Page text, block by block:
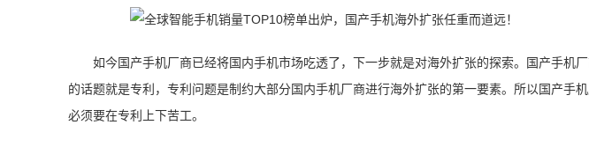
如今国产手机厂商已经将国内手机市场吃透了，下一步就是对海外扩张的探索。国产手机
的话题就是专利，专利问题是制约大部分国内手机厂商进行海外扩张的第一要素。所以国产手
必须要在专利上下苦工。